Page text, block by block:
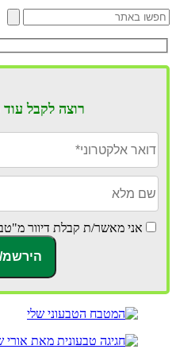
רוצה לקבל עוד
אני מאשר/ת קבלת דיוור